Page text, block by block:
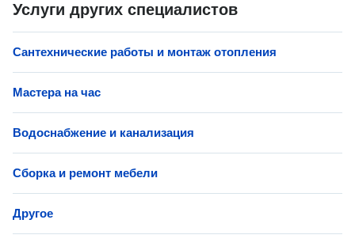
Услуги других специалистов
Сантехнические работы и монтаж отопления
Мастера на час
Водоснабжение и канализация
Сборка и ремонт мебели
Другое